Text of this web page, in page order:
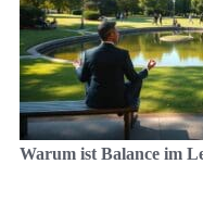
Warum ist Balance im